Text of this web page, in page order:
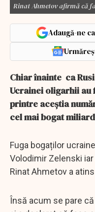
Rinat Ahmetov afirmă că
Adaugă-ne
Chiar înainte ca
Ucrainei oligarhii au
printre aceștia
cel mai bogat
Fuga bogaților
Volodimir Zelenski
Rinat Ahmetov a
Însă acum se pare